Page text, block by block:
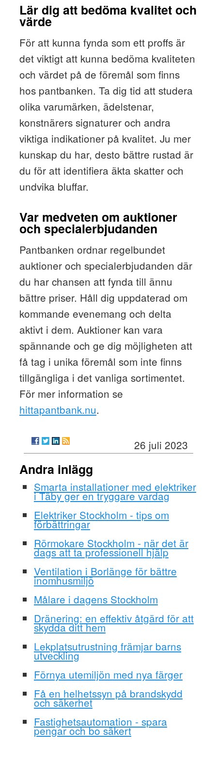
Lär dig att bedöma kvalitet och
värde
För att kunna fynda som ett proffs är
det viktigt att kunna bedöma kvaliteten
och värdet på de föremål som finns
hos pantbanken. Ta dig tid att studera
olika varumärken, ädelstenar,
konstnärers signaturer och andra
viktiga indikationer på kvalitet. Ju mer
kunskap du har, desto bättre rustad är
du för att identifiera äkta skatter och
undvika bluffar.
Var medveten om auktioner
och specialerbjudanden
Pantbanken ordnar regelbundet
auktioner och specialerbjudanden där
du har chansen att fynda till ännu
bättre priser. Håll dig uppdaterad om
kommande evenemang och delta
aktivt i dem. Auktioner kan vara
spännande och ge dig möjligheten att
få tag i unika föremål som inte finns
tillgängliga i det vanliga sortimentet.
För mer information se
hittapantbank.nu.
26 juli 2023
Andra inlägg
Smarta installationer med elektriker
i Täby ger en tryggare vardag
Elektriker Stockholm - tips om
förbättringar
Rörmokare Stockholm - när det är
dags att ta professionell hjälp
Ventilation i Borlänge för bättre
inomhusmiljö
Målare i dagens Stockholm
Dränering: en effektiv åtgärd för att
skydda ditt hem
Lekplatsutrustning främjar barns
utveckling
Förnya utemiljön med nya färger
Få en helhetssyn på brandskydd
och säkerhet
Fastighetsautomation - spara
pengar och bo säkert